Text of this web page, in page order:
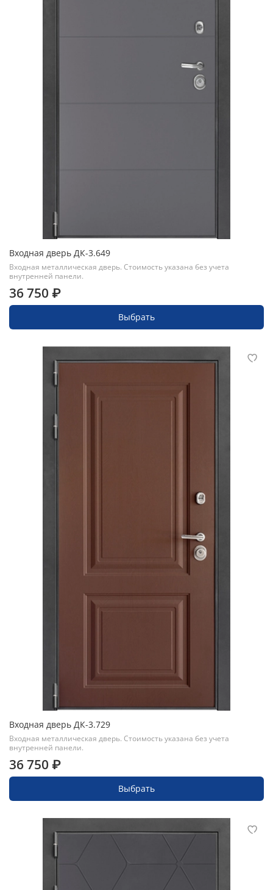
Входная дверь ДК-3.649
Входная металлическая дверь. Стоимость указана без учета
внутренней панели.
36 750 ₽
Выбрать
Входная дверь ДК-3.729
Входная металлическая дверь. Стоимость указана без учета
внутренней панели.
36 750 ₽
Выбрать